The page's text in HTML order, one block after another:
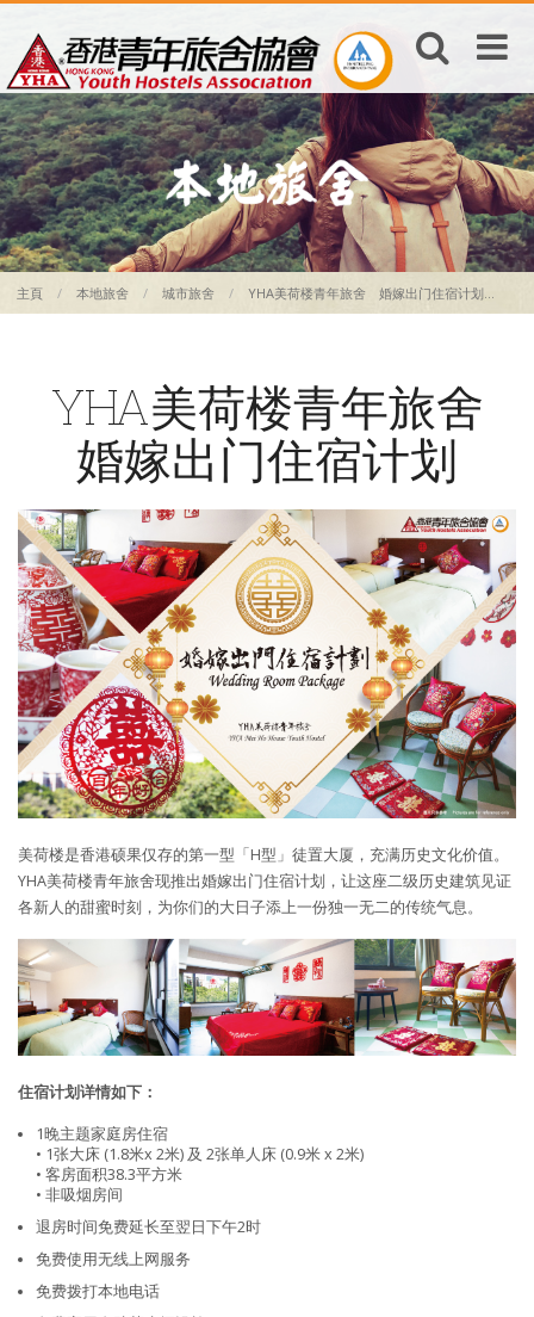
主頁 本地旅舍 城市旅舍 YHA美荷楼青年旅舍 婚嫁出门住宿计划...
YHA美荷楼青年旅舍
婚嫁出门住宿计划
美荷楼是香港硕果仅存的第一型「H型」徒置大厦，充满历史文化价值。
YHA美荷楼青年旅舍现推出婚嫁出门住宿计划，让这座二级历史建筑见证
各新人的甜蜜时刻，为你们的大日子添上一份独一无二的传统气息。
住宿计划详情如下：
1晚主题家庭房住宿
• 1张大床 (1.8米x 2米) 及 2张单人床 (0.9米 x 2米)
• 客房面积38.3平方米
• 非吸烟房间
退房时间免费延长至翌日下午2时
免费使用无线上网服务
免费拨打本地电话